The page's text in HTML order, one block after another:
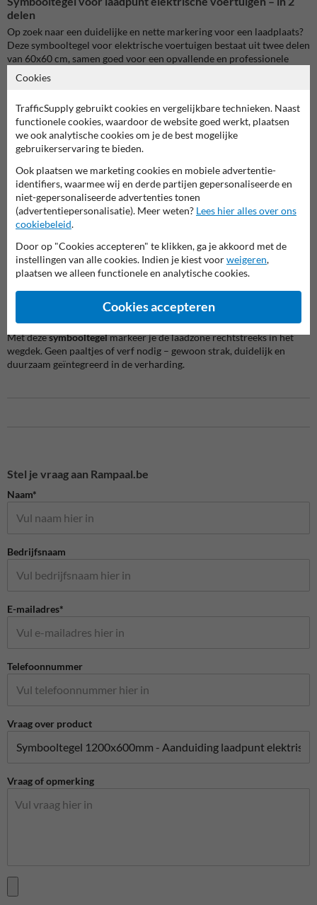
delen
Op zoek naar een duidelijke en nette markering voor een laadplaats?
Deze symbooltegel voor elektrische voertuigen bestaat uit twee delen
van 60x60 cm, samen goed voor een opvallende en professionele
markering in de verharding. Het witte EV-pictogram op grijze beton
tegels is vanop afstand goed zichtbaar.
Betontegel met praktische afmetingen en duidelijke opdruk
De tegels zijn gemaakt uit hogesterktebeton en afgewerkt met een
UV-bestendige, slijtvaste print. Dankzij het modulaire formaat zijn ze
eenvoudig in te werken in nieuwe of bestaande bestrating. De
totaaloppervlakte van 120x60 cm biedt maximale zichtbaarheid
zonder losse signalisatie.
Toepassingsmogelijkheden
Deze symbooltegel is ideaal voor:
Bedrijventerreinen met EV-infrastructuur
Supermarkten of retailparkings
Wooncomplexen of appartementen
Laadzones in parkeergarages
Visuele markering zonder extra borden
Met dezesymbooltegelmarkeer je de laadzone rechtstreeks in het
wegdek. Geen paaltjes of verf nodig – gewoon strak, duidelijk en
duurzaam geïntegreerd in de verharding.
Stel je vraag aan Rampaal.be
Naam*
Bedrijfsnaam
E-mailadres*
Telefoonnummer
Vraag over product
Vraag of opmerking
Cookies
TrafficSupply gebruikt cookies en vergelijkbare technieken. Naast
functionele cookies, waardoor de website goed werkt, plaatsen
we ook analytische cookies om je de best mogelijke
gebruikerservaring te bieden.
Ook plaatsen we marketing cookies en mobiele advertentie-
identifiers, waarmee wij en derde partijen gepersonaliseerde en
niet-gepersonaliseerde advertenties tonen
(advertentiepersonalisatie). Meer weten? Lees hier alles over ons
cookiebeleid.
Door op "Cookies accepteren" te klikken, ga je akkoord met de
instellingen van alle cookies. Indien je kiest voorweigeren,
plaatsen we alleen functionele en analytische cookies.
Cookies accepteren